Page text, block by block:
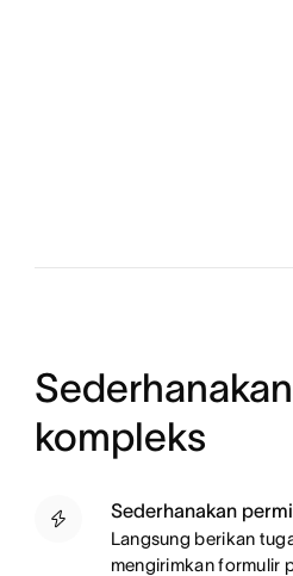
kompleks
Sederhanakan
Langsung berikan
mengirimkan formulir